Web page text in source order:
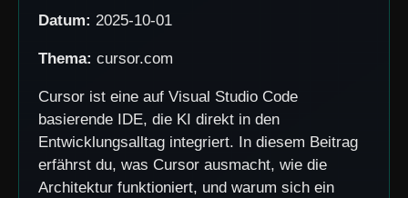
Datum: 2025-10-01
Thema: cursor.com
Cursor ist eine auf Visual Studio Code
basierende IDE, die KI direkt in den
Entwicklungsalltag integriert. In diesem Beitrag
erfährst du, was Cursor ausmacht, wie die
Architektur funktioniert, und warum sich ein